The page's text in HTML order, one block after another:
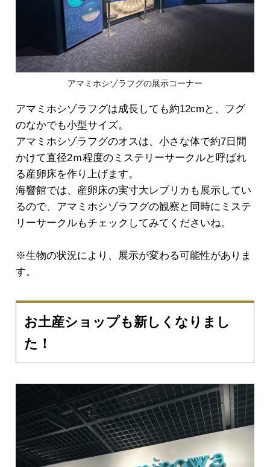
アマミホシゾラフグの展示コーナー
アマミホシゾラフグは成長しても約12cmと、フグ
のなかでも小型サイズ。
アマミホシゾラフグのオスは、小さな体で約7日間
かけて直径2ｍ程度のミステリーサークルと呼ばれ
る産卵床を作り上げます。
海響館では、産卵床の実寸大レプリカも展示してい
るので、アマミホシゾラフグの観察と同時にミステ
リーサークルもチェックしてみてくださいね。
※生物の状況により、展示が変わる可能性がありま
す。
お土産ショップも新しくなりまし
た！